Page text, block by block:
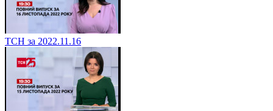
ТСН за 2022.11.16